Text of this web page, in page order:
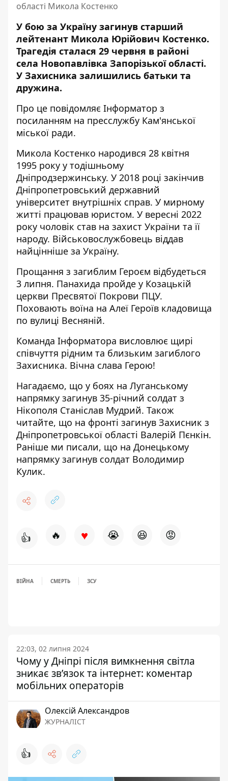
області Микола Костенко
У бою за Україну загинув старший
лейтенант Микола Юрійович Костенко.
Трагедія сталася 29 червня в районі
села Новопавлівка Запорізької області.
У Захисника залишились батьки та
дружина.
Про це повідомляє Інформатор з
посиланням на пресслужбу Кам'янської
міської ради.
Микола Костенко народився 28 квітня
1995 року у тодішньому
Дніпродзержинську. У 2018 році закінчив
Дніпропетровський державний
університет внутрішніх справ. У мирному
житті працював юристом. У вересні 2022
року чоловік став на захист України та її
народу. Військовослужбовець віддав
найцінніше за Україну.
Прощання з загиблим Героєм відбудеться
3 липня. Панахида пройде у Козацькій
церкви Пресвятої Покрови ПЦУ.
Поховають воїна на Алеї Героїв кладовища
по вулиці Весняній.
Команда Інформатора висловлює щирі
співчуття рідним та близьким загиблого
Захисника. Вічна слава Герою!
Нагадаємо, що у боях на Луганському
напрямку загинув 35-річний солдат з
Нікополя Станіслав Мудрий. Також
читайте, що на фронті загинув Захисник з
Дніпропетровської області Валерій Пєнкін.
Раніше ми писали, що на Донецькому
напрямку загинув солдат Володимир
Кулик.
👍 🔥 ♥ 😭 😆 😡
ВІЙНА СМЕРТЬ ЗСУ
22:03, 02 липня 2024
Чому у Дніпрі після вимкнення світла
зникає зв’язок та інтернет: коментар
мобільних операторів
Олексій Александров
ЖУРНАЛІСТ
👍